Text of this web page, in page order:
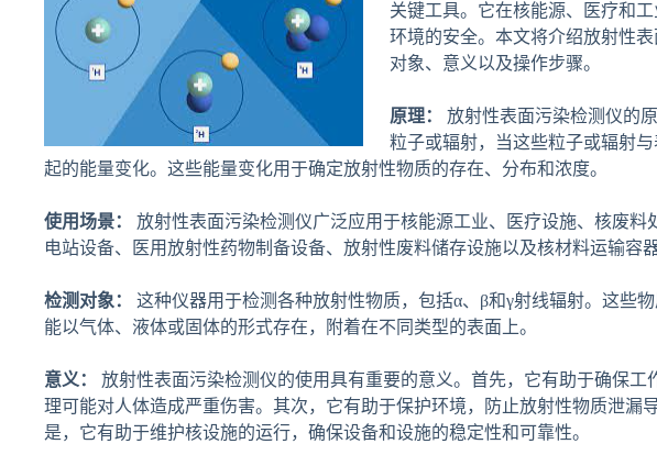
关键工具。它在核能源、医疗和
环境的安全。本文将介绍放射性
对象、意义以及操作步骤。
原理：
放射性表面污染检测仪的
粒子或辐射，当这些粒子或辐射
起的能量变化。这些能量变化用于确定放射性物质的存在、分布和浓度。
使用场景：
放射性表面污染检测仪广泛应用于核能源工业、医疗设施、核废
电站设备、医用放射性药物制备设备、放射性废料储存设施以及核材料运输容
检测对象：
这种仪器用于检测各种放射性物质，包括α、β和γ射线辐射。这些
能以气体、液体或固体的形式存在，附着在不同类型的表面上。
意义：
放射性表面污染检测仪的使用具有重要的意义。首先，它有助于确保工
理可能对人体造成严重伤害。其次，它有助于保护环境，防止放射性物质泄漏
是，它有助于维护核设施的运行，确保设备和设施的稳定性和可靠性。